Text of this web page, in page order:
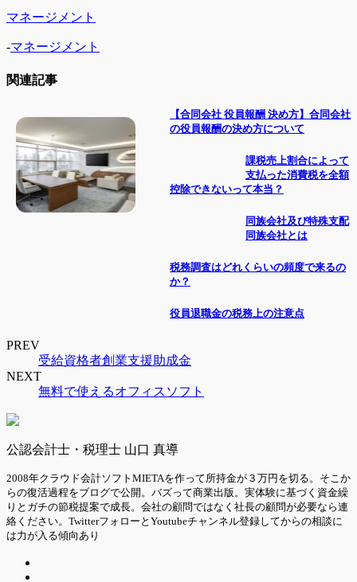
マネージメント
-マネージメント
関連記事
【合同会社 役員報酬 決め方】合同会社
の役員報酬の決め方について
課税売上割合によって
支払った消費税を全額
控除できないって本当？
同族会社及び特殊支配
同族会社とは
税務調査はどれくらいの頻度で来るの
か？
役員退職金の税務上の注意点
PREV
受給資格者創業支援助成金
NEXT
無料で使えるオフィスソフト
公認会計士・税理士 山口 真導
2008年クラウド会計ソフトMIETAを作って所持金が３万円を切る。そこか
らの復活過程をブログで公開。バズって商業出版。実体験に基づく資金繰
りとガチの節税提案で成長。会社の顧問ではなく社長の顧問が必要なら連
絡ください。TwitterフォローとYoutubeチャンネル登録してからの相談に
は力が入る傾向あり